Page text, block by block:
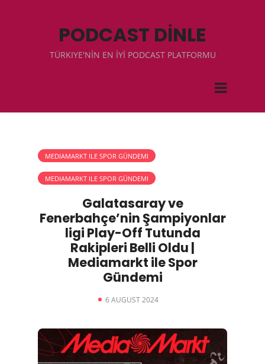
PODCAST DİNLE
TÜRKIYE'NİN EN İYİ PODCAST PLATFORMU
MEDIAMARKT ILE SPOR GÜNDEMI
MEDIAMARKT ILE SPOR GÜNDEMI
Galatasaray ve
Fenerbahçe’nin Şampiyonlar
ligi Play-Off Tutunda
Rakipleri Belli Oldu |
Mediamarkt ile Spor
Gündemi
6 AUGUST 2024